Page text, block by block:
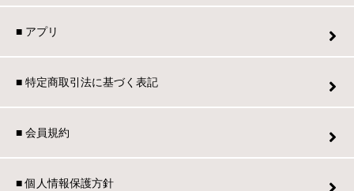
■ アプリ
■ 特定商取引法に基づく表記
■ 会員規約
■ 個人情報保護方針